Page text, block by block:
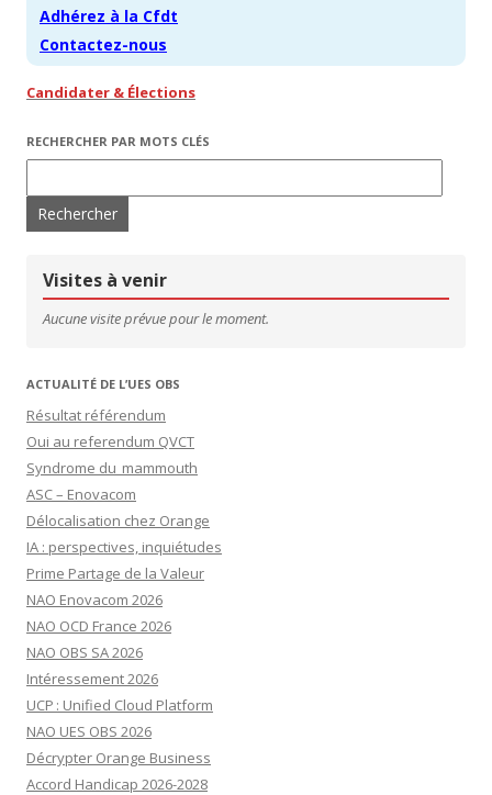
Adhérez à la Cfdt
Contactez-nous
Candidater & Élections
RECHERCHER PAR MOTS CLÉS
Visites à venir
Aucune visite prévue pour le moment.
ACTUALITÉ DE L’UES OBS
Résultat référendum
Oui au referendum QVCT
Syndrome du mammouth
ASC – Enovacom
Délocalisation chez Orange
IA : perspectives, inquiétudes
Prime Partage de la Valeur
NAO Enovacom 2026
NAO OCD France 2026
NAO OBS SA 2026
Intéressement 2026
UCP : Unified Cloud Platform
NAO UES OBS 2026
Décrypter Orange Business
Accord Handicap 2026-2028